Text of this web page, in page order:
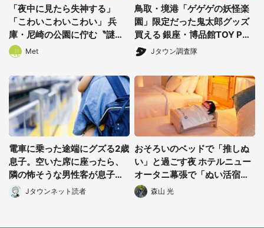
都道府選択
「夜中に見たら失神する」
「こわいこわいこわい」 兵
庫・尼崎の公園に佇む〝謎す
ぎる顔〟に1.3万人戦慄
Met
鳥取・境港「ゲゲゲの妖怪楽
園」限定だった鬼太郎グッズ
買える 銀座・博品館TOY PAR
Kへ急げ【8/8~31】
Jタウン調査隊
電車に乗った途端にグズる2歳
息子。空いた席に座ったら、
隣の怖そうな男性客が息子の
帽子に手を伸ばし(千葉県・4
0代女性)
Jタウンネット読者
おそろいのベッドで「推しぬ
い」と過ごす夜 ホテルニュー
オータニ幕張で「ぬい活宿泊
プラン」開始【8/8~3/31】
森山 光